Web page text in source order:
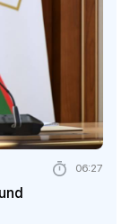
06:27